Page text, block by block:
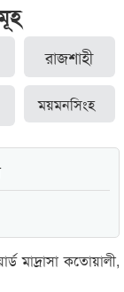
রাজশাহী
ময়মনসিংহ
মাদ্রাসা কতোয়ালী,